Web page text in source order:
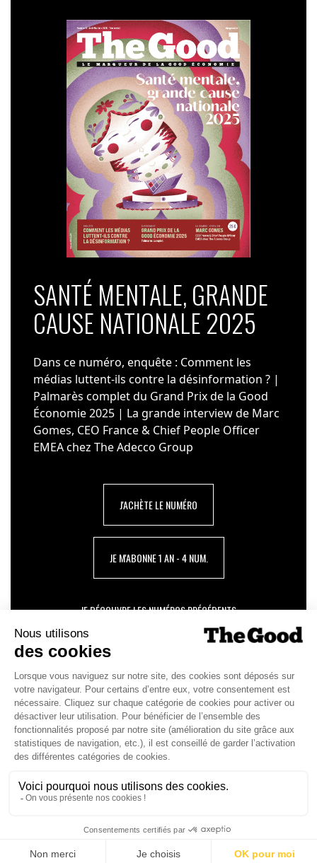
SANTÉ MENTALE, GRANDE
CAUSE NATIONALE 2025
Dans ce numéro, enquête : Comment les
médias luttent-ils contre la désinformation ? |
Palmarès complet du Grand Prix de la Good
Économie 2025 | La grande interview de Marc
Gomes, CEO France & Chief People Officer
EMEA chez The Adecco Group
J'ACHÈTE LE NUMÉRO
JE M'ABONNE 1 AN - 4 NUM.
JE DÉCOUVRE LES NUMÉROS PRÉCÉDENTS
Je suis déjà abonné(e) :
version digitale
SUIVEZ-NOUS